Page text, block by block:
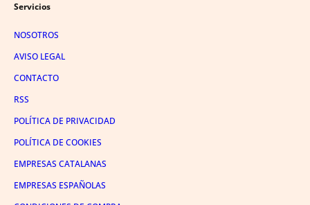
Servicios
NOSOTROS
AVISO LEGAL
CONTACTO
RSS
POLÍTICA DE PRIVACIDAD
POLÍTICA DE COOKIES
EMPRESAS CATALANAS
EMPRESAS ESPAÑOLAS